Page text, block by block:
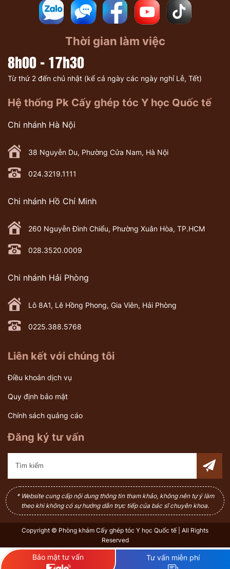
Thời gian làm việc
8h00 - 17h30
Từ thứ 2 đến chủ nhật (kể cả ngày các ngày nghỉ Lễ, Tết)
Hệ thống Pk Cấy ghép tóc Y học Quốc tế
Chi nhánh Hà Nội
38 Nguyễn Du, Phường Cửa Nam, Hà Nội
024.3219.1111
Chi nhánh Hồ Chí Minh
260 Nguyễn Đình Chiểu, Phường Xuân Hòa, TP.HCM
028.3520.0009
Chi nhánh Hải Phòng
Lô 8A1, Lê Hồng Phong, Gia Viên, Hải Phòng
0225.388.5768
Liên kết với chúng tôi
Điều khoản dịch vụ
Quy định bảo mật
Chính sách quảng cáo
Đăng ký tư vấn
* Website cung cấp nội dung thông tin tham khảo, không nên tự ý làm
theo khi không có sự hướng dẫn trực tiếp của bác sĩ chuyên khoa.
Copyright © Phòng khám Cấy ghép tóc Y học Quốc tế | All Rights
Reserved
Bảo mật tư vấn Tư vấn miễn phí